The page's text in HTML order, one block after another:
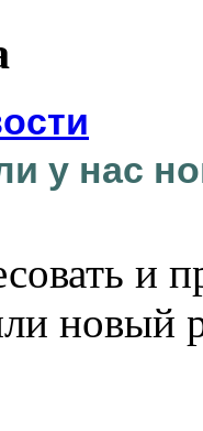
у нас
и
новый